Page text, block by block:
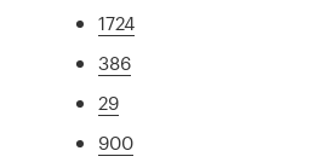
1724
386
29
900